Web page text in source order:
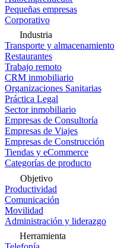
Pequeñas empresas
Corporativo
Industria
Transporte y almacenamiento
Restaurantes
Trabajo remoto
CRM inmobiliario
Organizaciones Sanitarias
Práctica Legal
Sector inmobiliario
Empresas de Consultoría
Empresas de Viajes
Empresas de Construcción
Tiendas y eCommerce
Categorías de producto
Objetivo
Productividad
Comunicación
Movilidad
Administración y liderazgo
Herramienta